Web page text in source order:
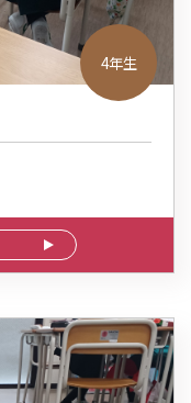
4年生